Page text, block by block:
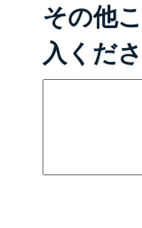
その他
入くだ